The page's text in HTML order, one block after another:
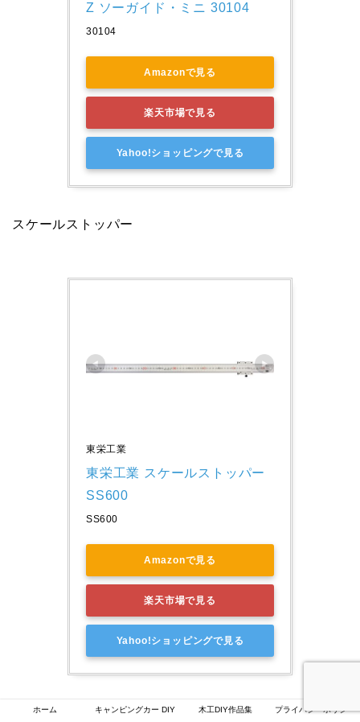
Z ソーガイド・ミニ 30104
30104
Amazonで見る
楽天市場で見る
Yahoo!ショッピングで見る
スケールストッパー
東栄工業
東栄工業 スケールストッパー
SS600
SS600
Amazonで見る
楽天市場で見る
Yahoo!ショッピングで見る
スコヤ
ホーム キャンピングカー DIY 木工DIY作品集 プライバシーポリシー